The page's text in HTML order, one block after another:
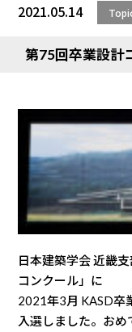
2021.05.14
第75回卒業設計
日本建築学会 近畿
コンクール」に
2021年3月 KASD卒
入選しました。おめ